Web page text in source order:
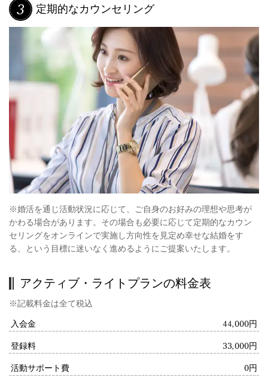
定期的なカウンセリング
※婚活を通じ活動状況に応じて、ご自身のお好みの理想や思考が
かわる場合があります。その場合も必要に応じて定期的なカウン
セリングをオンラインで実施し方向性を見定め幸せな結婚をす
る、という目標に迷いなく進めるようにご提案いたします。
アクティブ・ライトプランの料金表
※記載料金は全て税込
入会金 44,000円
登録料 33,000円
活動サポート費 0円